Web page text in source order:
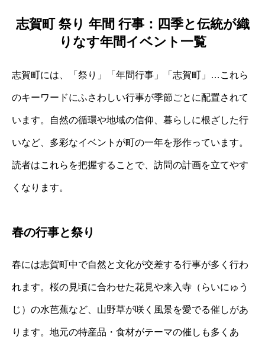
志賀町 祭り 年間 行事：四季と伝統が織
りなす年間イベント一覧
志賀町には、「祭り」「年間行事」「志賀町」…これら
のキーワードにふさわしい行事が季節ごとに配置されて
います。自然の循環や地域の信仰、暮らしに根ざした行
いなど、多彩なイベントが町の一年を形作っています。
読者はこれらを把握することで、訪問の計画を立てやす
くなります。
春の行事と祭り
春には志賀町中で自然と文化が交差する行事が多く行わ
れます。桜の見頃に合わせた花見や来入寺（らいにゅう
じ）の水芭蕉など、山野草が咲く風景を愛でる催しがあ
ります。地元の特産品・食材がテーマの催しも多くあ